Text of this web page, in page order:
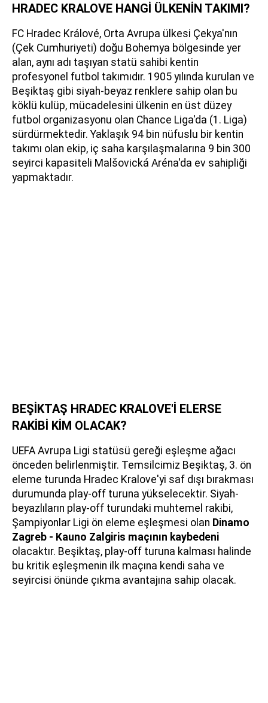
HRADEC KRALOVE HANGİ ÜLKENİN TAKIMI?
FC Hradec Králové, Orta Avrupa ülkesi Çekya'nın
(Çek Cumhuriyeti) doğu Bohemya bölgesinde yer
alan, aynı adı taşıyan statü sahibi kentin
profesyonel futbol takımıdır. 1905 yılında kurulan ve
Beşiktaş gibi siyah-beyaz renklere sahip olan bu
köklü kulüp, mücadelesini ülkenin en üst düzey
futbol organizasyonu olan Chance Liga'da (1. Liga)
sürdürmektedir. Yaklaşık 94 bin nüfuslu bir kentin
takımı olan ekip, iç saha karşılaşmalarına 9 bin 300
seyirci kapasiteli Malšovická Aréna'da ev sahipliği
yapmaktadır.
BEŞİKTAŞ HRADEC KRALOVE'İ ELERSE
RAKİBİ KİM OLACAK?
UEFA Avrupa Ligi statüsü gereği eşleşme ağacı
önceden belirlenmiştir. Temsilcimiz Beşiktaş, 3. ön
eleme turunda Hradec Kralove'yi saf dışı bırakması
durumunda play-off turuna yükselecektir. Siyah-
beyazlıların play-off turundaki muhtemel rakibi,
Şampiyonlar Ligi ön eleme eşleşmesi olan Dinamo
Zagreb - Kauno Zalgiris maçının kaybedeni
olacaktır. Beşiktaş, play-off turuna kalması halinde
bu kritik eşleşmenin ilk maçına kendi saha ve
seyircisi önünde çıkma avantajına sahip olacak.